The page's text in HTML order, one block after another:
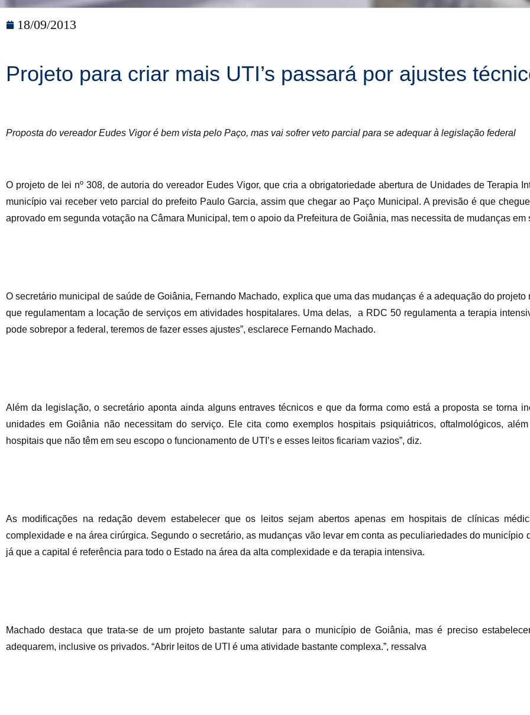
18/09/2013
Projeto para criar mais UTI’s passará por ajustes
Proposta do vereador Eudes Vigor é bem vista pelo Paço, mas vai sofrer veto parcial para se adequar à legislação federal
O projeto de lei nº 308, de autoria do vereador Eudes Vigor, que cria a obrigatoriedade abertura de Unidades de Terapia
município vai receber veto parcial do prefeito Paulo Garcia, assim que chegar ao Paço Municipal. A previsão é que
aprovado em segunda votação na Câmara Municipal, tem o apoio da Prefeitura de Goiânia, mas necessita de mudanças em
O secretário municipal de saúde de Goiânia, Fernando Machado, explica que uma das mudanças é a adequação do
que regulamentam a locação de serviços em atividades hospitalares. Uma delas, a RDC 50 regulamenta a terapia
pode sobrepor a federal, teremos de fazer esses ajustes”, esclarece Fernando Machado.
Além da legislação, o secretário aponta ainda alguns entraves técnicos e que da forma como está a proposta se torna
unidades em Goiânia não necessitam do serviço. Ele cita como exemplos hospitais psiquiátricos, oftalmológicos,
hospitais que não têm em seu escopo o funcionamento de UTI’s e esses leitos ficariam vazios”, diz.
As modificações na redação devem estabelecer que os leitos sejam abertos apenas em hospitais de clínicas
complexidade e na área cirúrgica. Segundo o secretário, as mudanças vão levar em conta as peculiariedades do município
já que a capital é referência para todo o Estado na área da alta complexidade e da terapia intensiva.
Machado destaca que trata-se de um projeto bastante salutar para o município de Goiânia, mas é preciso
adequarem, inclusive os privados. “Abrir leitos de UTI é uma atividade bastante complexa.”, ressalva